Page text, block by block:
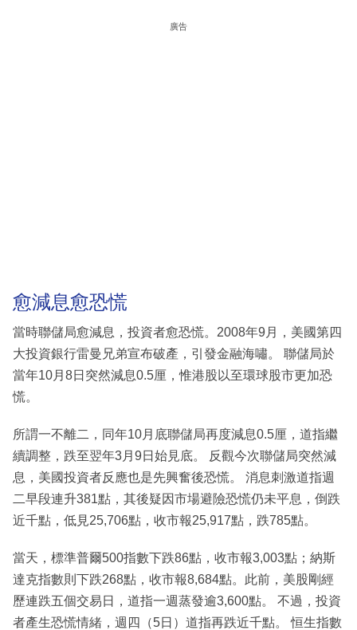
廣告
愈減息愈恐慌
當時聯儲局愈減息，投資者愈恐慌。2008年9月，美國第四
大投資銀行雷曼兄弟宣布破產，引發金融海嘯。 聯儲局於
當年10月8日突然減息0.5厘，惟港股以至環球股市更加恐
慌。
所謂一不離二，同年10月底聯儲局再度減息0.5厘，道指繼
續調整，跌至翌年3月9日始見底。 反觀今次聯儲局突然減
息，美國投資者反應也是先興奮後恐慌。 消息刺激道指週
二早段連升381點，其後疑因市場避險恐慌仍未平息，倒跌
近千點，低見25,706點，收市報25,917點，跌785點。
當天，標準普爾500指數下跌86點，收市報3,003點；納斯
達克指數則下跌268點，收市報8,684點。此前，美股剛經
歷連跌五個交易日，道指一週蒸發逾3,600點。 不過，投資
者產生恐慌情緒，週四（5日）道指再跌近千點。 恒生指數